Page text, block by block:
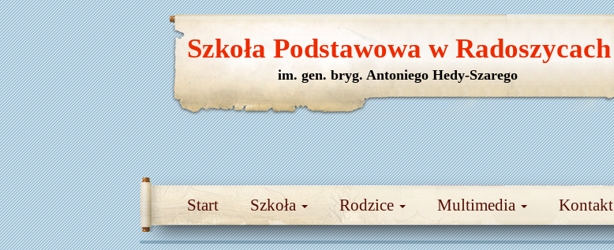
Start Szkoła Rodzice Multimedia Kontakt
Szkoła Podstawowa w Radoszycach
im. gen. bryg. Antoniego Hedy-Szarego